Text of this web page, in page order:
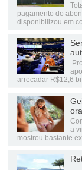
pagamento do
disponibilizou em
arrecadar R$12,6
a
mostrou bastante